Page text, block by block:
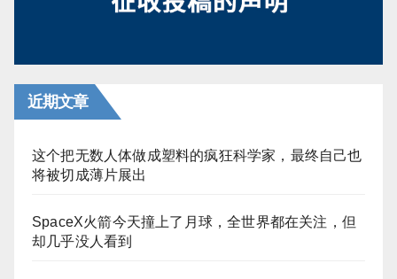
近期文章
这个把无数人体做成塑料的疯狂科学家，最终自己也
将被切成薄片展出
SpaceX火箭今天撞上了月球，全世界都在关注，但
却几乎没人看到